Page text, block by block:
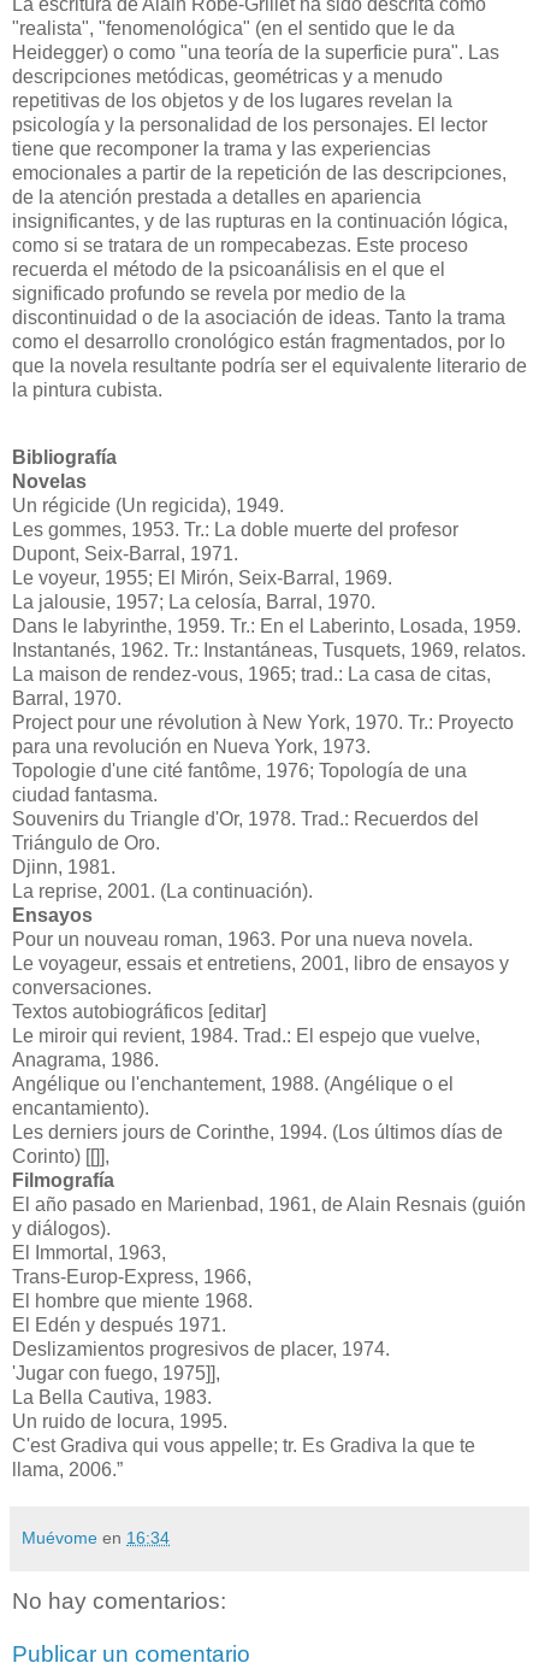
La escritura de Alain Robe-Grillet ha sido descrita como
"realista", "fenomenológica" (en el sentido que le da
Heidegger) o como "una teoría de la superficie pura". Las
descripciones metódicas, geométricas y a menudo
repetitivas de los objetos y de los lugares revelan la
psicología y la personalidad de los personajes. El lector
tiene que recomponer la trama y las experiencias
emocionales a partir de la repetición de las descripciones,
de la atención prestada a detalles en apariencia
insignificantes, y de las rupturas en la continuación lógica,
como si se tratara de un rompecabezas. Este proceso
recuerda el método de la psicoanálisis en el que el
significado profundo se revela por medio de la
discontinuidad o de la asociación de ideas. Tanto la trama
como el desarrollo cronológico están fragmentados, por lo
que la novela resultante podría ser el equivalente literario de
la pintura cubista.
Bibliografía
Novelas
Un régicide (Un regicida), 1949.
Les gommes, 1953. Tr.: La doble muerte del profesor
Dupont, Seix-Barral, 1971.
Le voyeur, 1955; El Mirón, Seix-Barral, 1969.
La jalousie, 1957; La celosía, Barral, 1970.
Dans le labyrinthe, 1959. Tr.: En el Laberinto, Losada, 1959.
Instantanés, 1962. Tr.: Instantáneas, Tusquets, 1969, relatos.
La maison de rendez-vous, 1965; trad.: La casa de citas,
Barral, 1970.
Project pour une révolution à New York, 1970. Tr.: Proyecto
para una revolución en Nueva York, 1973.
Topologie d'une cité fantôme, 1976; Topología de una
ciudad fantasma.
Souvenirs du Triangle d'Or, 1978. Trad.: Recuerdos del
Triángulo de Oro.
Djinn, 1981.
La reprise, 2001. (La continuación).
Ensayos
Pour un nouveau roman, 1963. Por una nueva novela.
Le voyageur, essais et entretiens, 2001, libro de ensayos y
conversaciones.
Textos autobiográficos [editar]
Le miroir qui revient, 1984. Trad.: El espejo que vuelve,
Anagrama, 1986.
Angélique ou l'enchantement, 1988. (Angélique o el
encantamiento).
Les derniers jours de Corinthe, 1994. (Los últimos días de
Corinto) [[]],
Filmografía
El año pasado en Marienbad, 1961, de Alain Resnais (guión
y diálogos).
El Immortal, 1963,
Trans-Europ-Express, 1966,
El hombre que miente 1968.
El Edén y después 1971.
Deslizamientos progresivos de placer, 1974.
'Jugar con fuego, 1975]],
La Bella Cautiva, 1983.
Un ruido de locura, 1995.
C'est Gradiva qui vous appelle; tr. Es Gradiva la que te
llama, 2006.”
Muévome en 16:34
No hay comentarios:
Publicar un comentario